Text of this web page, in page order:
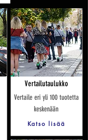
Vertailutaulukko
Vertaile eri yli 100 tuotetta
keskenään
Katso lisää